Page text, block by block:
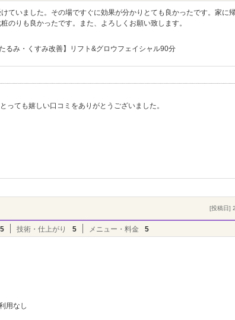
ていました。その場ですぐに効果が分かりとても良かったです。家に
のりも良かったです。また、よろしくお願い致します。
たるみ・くすみ改善】リフト&グロウフェイシャル90分
っても嬉しい口コミをありがとうございました。
[投稿日]
5 技術・仕上がり 5 メニュー・料金 5
用なし